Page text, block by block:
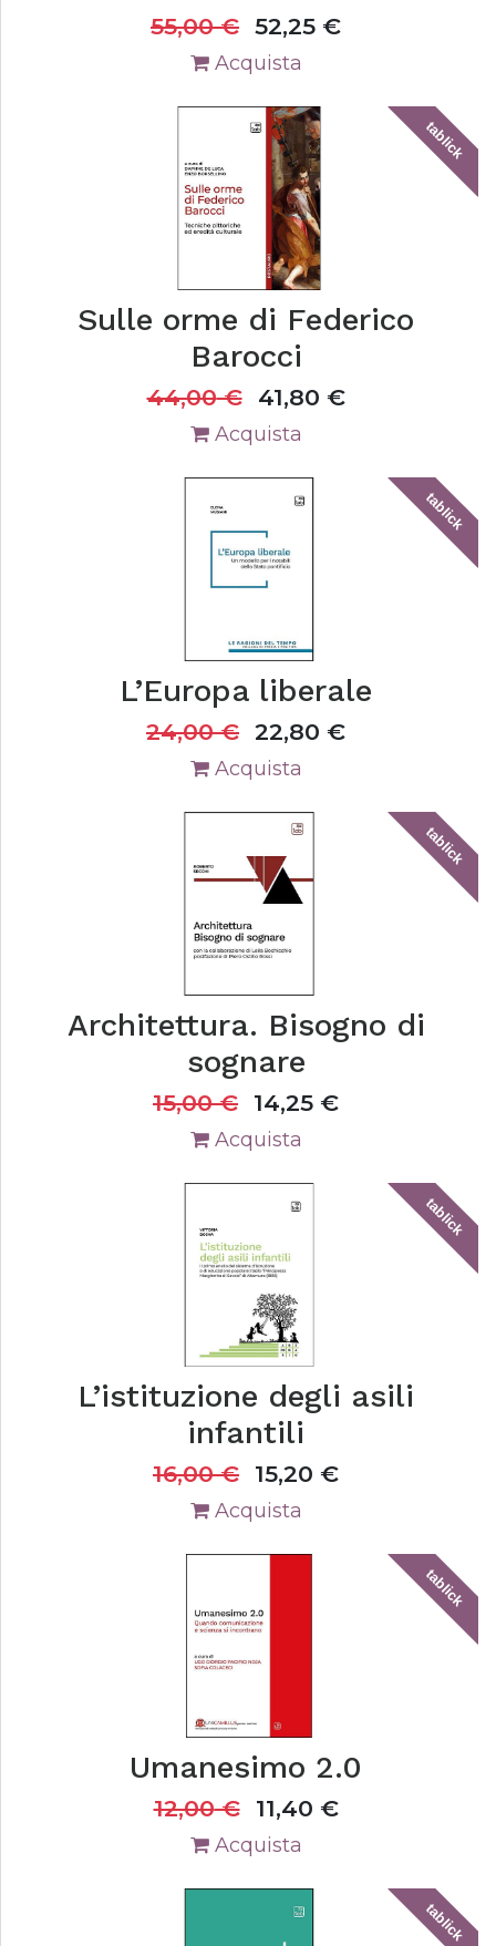
55,00€ 52,25 €
Acquista
tablick
Sulle orme di Federico
Barocci
44,00€ 41,80 €
Acquista
tablick
L’Europa liberale
24,00€ 22,80 €
Acquista
tablick
Architettura. Bisogno di
sognare
15,00€ 14,25 €
Acquista
tablick
L’istituzione degli asili
infantili
16,00€ 15,20 €
Acquista
tablick
Umanesimo 2.0
12,00€ 11,40 €
Acquista
tablick